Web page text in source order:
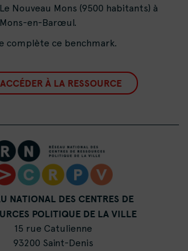
Le Nouveau Mons (9500 habitants) à
Mons-en-Barœul.
complète ce benchmark.
ACCÉDER À LA RESSOURCE
NATIONAL DES CENTRES DE
POLITIQUE DE LA VILLE
15 rue Catulienne
93200 Saint-Denis